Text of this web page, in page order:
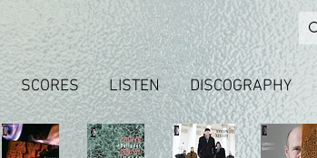
SCORES LISTEN DISCOGRAPHY